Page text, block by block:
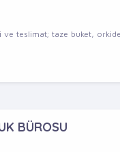
teslimat; taze buket,
BÜROSU